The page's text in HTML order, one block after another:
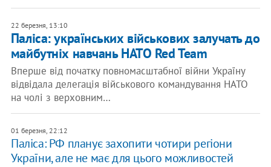
22 березня, 13:10
Паліса: українських військових залучать до
майбутніх навчань НАТО Red Team
Вперше від початку повномасштабної війни Україну
відвідала делегація військового командування НАТО
на чолі з верховним…
01 березня, 22:12
Паліса: РФ планує захопити чотири регіони
України, але не має для цього можливостей